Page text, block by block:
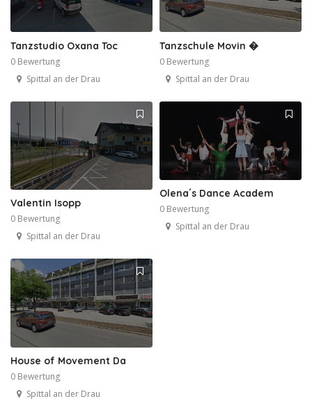
Tanzstudio Oxana Toc
0 Bewertung
Spittal an der Drau
Tanzschule Movin �
0 Bewertung
Spittal an der Drau
Valentin Isopp
0 Bewertung
Spittal an der Drau
Olena´s Dance Academ
0 Bewertung
Spittal an der Drau
House of Movement Da
0 Bewertung
Spittal an der Drau